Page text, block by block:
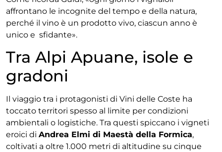
affrontano le incognite del tempo e della natura,
perché il vino è un prodotto vivo, ciascun anno è
unico e sfidante».
Tra Alpi Apuane, isole e
gradoni
Il viaggio tra i protagonisti di Vini delle Coste ha
toccato territori spesso al limite per condizioni
ambientali o logistiche. Tra questi spiccano i vigneti
eroici di Andrea Elmi di Maestà della Formica,
coltivati a oltre 1.000 metri di altitudine su cinque